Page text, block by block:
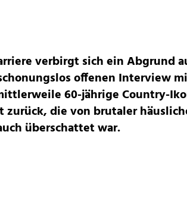
verbirgt sich ein Abgrund
offenen Interview
60-jährige Country-
zurück, die von brutaler
überschattet war.